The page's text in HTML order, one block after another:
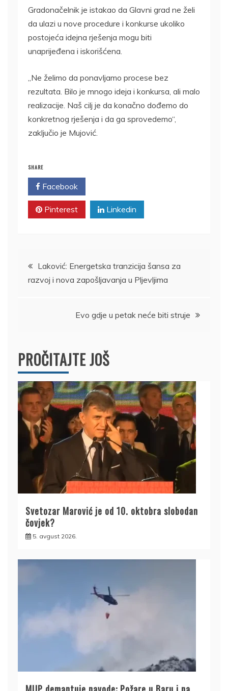
Gradonačelnik je istakao da Glavni grad ne želi
da ulazi u nove procedure i konkurse ukoliko
postojeća idejna rješenja mogu biti
unaprijeđena i iskorišćena.
„Ne želimo da ponavljamo procese bez
rezultata. Bilo je mnogo ideja i konkursa, ali malo
realizacije. Naš cilj je da konačno dođemo do
konkretnog rješenja i da ga sprovedemo“,
zaključio je Mujović.
SHARE
Facebook
Pinterest Linkedin
Kretanje
članka
Laković: Energetska tranzicija šansa za
razvoj i nova zapošljavanja u Pljevljima
Evo gdje u petak neće biti struje
PROČITAJTE JOŠ
Svetozar Marović je od 10. oktobra slobodan
čovjek?
5. avgust 2026.